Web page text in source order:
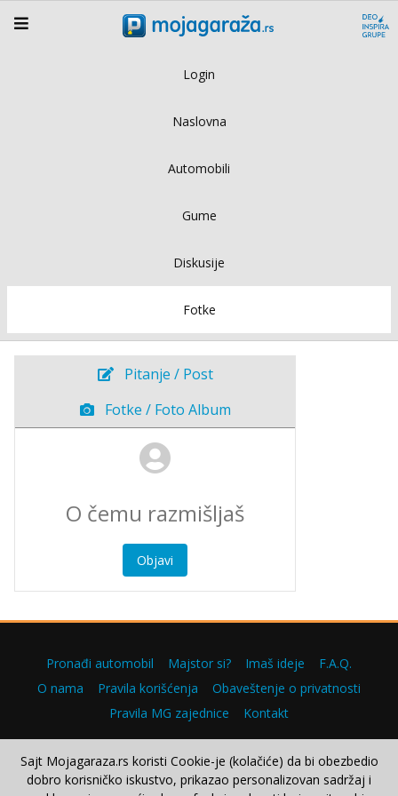
Login
Naslovna
Automobili
Gume
Diskusije
Fotke
Pitanje / Post
Fotke / Foto Album
Objavi
Pronađi automobil Majstor si? Imaš ideje
F.A.Q.
O nama
Pravila korišćenja
Obaveštenje o privatnosti
Pravila MG zajednice
Kontakt
Copyright © 2000–2026.
Sajt Mojagaraza.rs koristi Cookie-je (kolačiće) da bi obezbedio
dobro korisničko iskustvo, prikazao personalizovan sadržaj i